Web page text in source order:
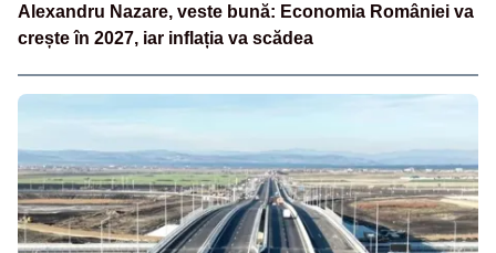
Alexandru Nazare, veste bună: Economia României va
crește în 2027, iar inflația va scădea